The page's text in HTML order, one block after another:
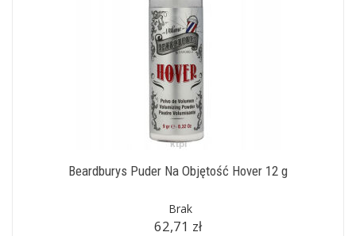
Beardburys Puder Na Objętość Hover 12 g
Brak
62,71 zł